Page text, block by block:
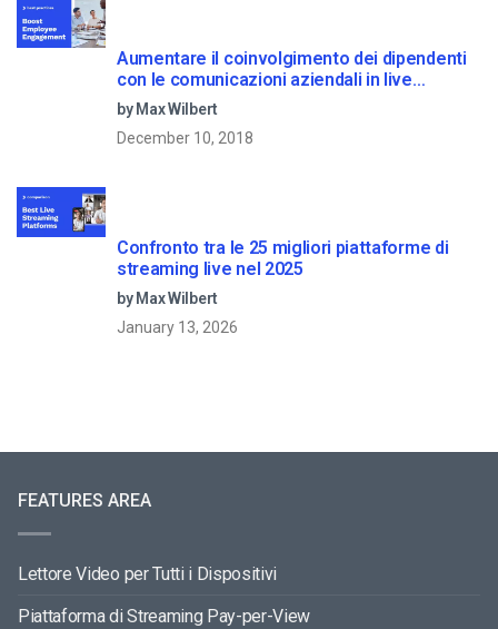
Aumentare il coinvolgimento dei dipendenti
con le comunicazioni aziendali in live
streaming
by Max Wilbert
December 10, 2018
Confronto tra le 25 migliori piattaforme di
streaming live nel 2025
by Max Wilbert
January 13, 2026
FEATURES AREA
Lettore Video per Tutti i Dispositivi
Piattaforma di Streaming Pay-per-View